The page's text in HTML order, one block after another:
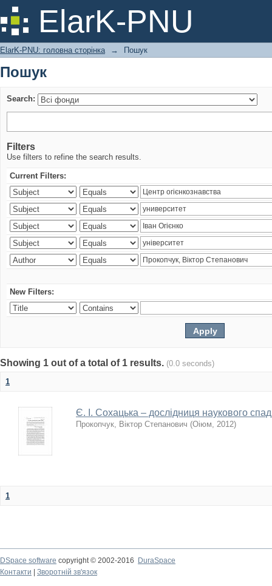
ElarK-PNU
Пошук
ElarK-PNU: головна сторінка → Пошук
Пошук
Search:
Filters
Use filters to refine the search results.
Current Filters:
New Filters:
Showing 1 out of a total of 1 results. (0.0 seconds)
1
Є. І. Сохацька – дослідниця наукового
Прокопчук, Віктор Степанович (Оіюм, 2012)
1
DSpace software copyright © 2002-2016
DuraSpace
Контакти
Зворотній зв'язок